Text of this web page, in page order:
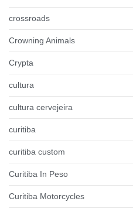
crossroads
Crowning Animals
Crypta
cultura
cultura cervejeira
curitiba
curitiba custom
Curitiba In Peso
Curitiba Motorcycles